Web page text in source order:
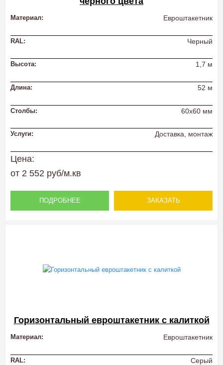
Материал: Евроштакетник
RAL: Черный
Высота: 1,7 м
Длина: 52 м
Столбы: 60х60 мм
Услуги: Доставка, монтаж
Цена:
от 2 552 руб/м.кв
ПОДРОБНЕЕ ЗАКАЗАТЬ
Горизонтальный евроштакетник с калиткой
Материал: Евроштакетник
RAL: Серый